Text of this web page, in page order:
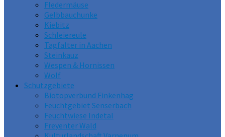
Fledermäuse
Gelbbauchunke
Kiebitz
Schleiereule
Tagfalter in Aachen
Steinkauz
Wespen & Hornissen
Wolf
Schutzgebiete
Biotopverbund Finkenhag
Feuchtgebiet Senserbach
Feuchtwiese Indetal
Freyenter Wald